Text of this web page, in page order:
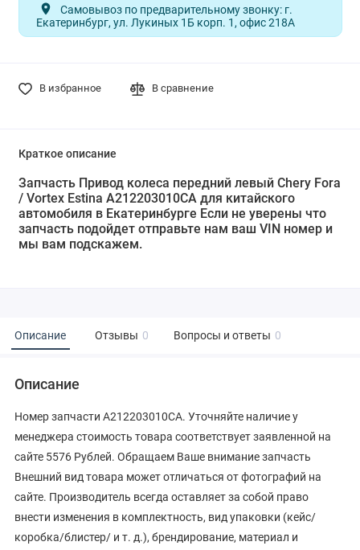
Самовывоз по предварительному звонку: г.
Екатеринбург, ул. Лукиных 1Б корп. 1, офис 218А
В избранное В сравнение
Краткое описание
Запчасть Привод колеса передний левый Chery Fora
/ Vortex Estina A212203010CA для китайского
автомобиля в Екатеринбурге Если не уверены что
запчасть подойдет отправьте нам ваш VIN номер и
мы вам подскажем.
Описание Отзывы 0 Вопросы и ответы 0
Описание
Номер запчасти A212203010CA. Уточняйте наличие у
менеджера стоимость товара соответствует заявленной на
сайте 5576 Рублей. Обращаем Ваше внимание запчасть
Внешний вид товара может отличаться от фотографий на
сайте. Производитель всегда оставляет за собой право
внести изменения в комплектность, вид упаковки (кейс/
коробка/блистер/ и т. д.), брендирование, материал и